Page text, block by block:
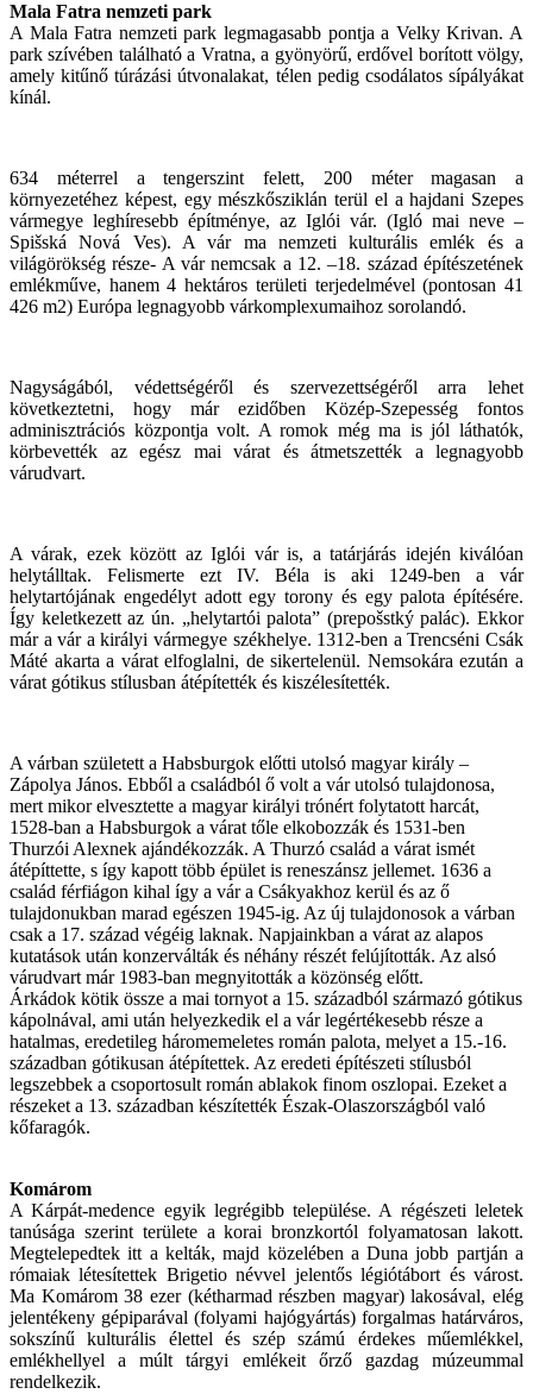
Mala Fatra nemzeti park
A Mala Fatra nemzeti park legmagasabb pontja a Velky Krivan. A
park szívében található a Vratna, a gyönyörű, erdővel borított völgy,
amely kitűnő túrázási útvonalakat, télen pedig csodálatos sípályákat
kínál.
634 méterrel a tengerszint felett, 200 méter magasan a
környezetéhez képest, egy mészkősziklán terül el a hajdani Szepes
vármegye leghíresebb építménye, az Iglói vár. (Igló mai neve –
Spišská Nová Ves). A vár ma nemzeti kulturális emlék és a
világörökség része- A vár nemcsak a 12. –18. század építészetének
emlékműve, hanem 4 hektáros területi terjedelmével (pontosan 41
426 m2) Európa legnagyobb várkomplexumaihoz sorolandó.
Nagyságából, védettségéről és szervezettségéről arra lehet
következtetni, hogy már ezidőben Közép-Szepesség fontos
adminisztrációs központja volt. A romok még ma is jól láthatók,
körbevették az egész mai várat és átmetszették a legnagyobb
várudvart.
A várak, ezek között az Iglói vár is, a tatárjárás idején kiválóan
helytálltak. Felismerte ezt IV. Béla is aki 1249-ben a vár
helytartójának engedélyt adott egy torony és egy palota építésére.
Így keletkezett az ún. „helytartói palota” (prepošstký palác). Ekkor
már a vár a királyi vármegye székhelye. 1312-ben a Trencséni Csák
Máté akarta a várat elfoglalni, de sikertelenül. Nemsokára ezután a
várat gótikus stílusban átépítették és kiszélesítették.
A várban született a Habsburgok előtti utolsó magyar király –
Zápolya János. Ebből a családból ő volt a vár utolsó tulajdonosa,
mert mikor elvesztette a magyar királyi trónért folytatott harcát,
1528-ban a Habsburgok a várat tőle elkobozzák és 1531-ben
Thurzói Alexnek ajándékozzák. A Thurzó család a várat ismét
átépíttette, s így kapott több épület is reneszánsz jellemet. 1636 a
család férfiágon kihal így a vár a Csákyakhoz kerül és az ő
tulajdonukban marad egészen 1945-ig. Az új tulajdonosok a várban
csak a 17. század végéig laknak. Napjainkban a várat az alapos
kutatások után konzerválták és néhány részét felújították. Az alsó
várudvart már 1983-ban megnyitották a közönség előtt.
Árkádok kötik össze a mai tornyot a 15. századból származó gótikus
kápolnával, ami után helyezkedik el a vár legértékesebb része a
hatalmas, eredetileg háromemeletes román palota, melyet a 15.-16.
században gótikusan átépítettek. Az eredeti építészeti stílusból
legszebbek a csoportosult román ablakok finom oszlopai. Ezeket a
részeket a 13. században készítették Észak-Olaszországból való
kőfaragók.
Komárom
A Kárpát-medence egyik legrégibb települése. A régészeti leletek
tanúsága szerint területe a korai bronzkortól folyamatosan lakott.
Megtelepedtek itt a kelták, majd közelében a Duna jobb partján a
rómaiak létesítettek Brigetio névvel jelentős légiótábort és várost.
Ma Komárom 38 ezer (kétharmad részben magyar) lakosával, elég
jelentékeny gépiparával (folyami hajógyártás) forgalmas határváros,
sokszínű kulturális élettel és szép számú érdekes műemlékkel,
emlékhellyel a múlt tárgyi emlékeit őrző gazdag múzeummal
rendelkezik.